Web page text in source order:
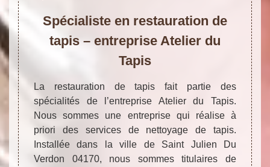
Spécialiste en restauration de
tapis – entreprise Atelier du
Tapis
La restauration de tapis fait partie des
spécialités de l’entreprise Atelier du Tapis.
Nous sommes une entreprise qui réalise à
priori des services de nettoyage de tapis.
Installée dans la ville de Saint Julien Du
Verdon 04170, nous sommes titulaires de